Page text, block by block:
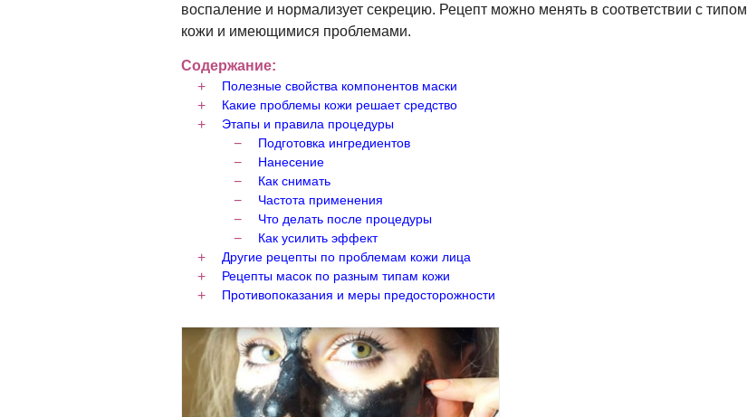
воспаление и нормализует секрецию. Рецепт можно менять в соответствии с типом
кожи и имеющимися проблемами.
Содержание:
Полезные свойства компонентов маски
Какие проблемы кожи решает средство
Этапы и правила процедуры
Подготовка ингредиентов
Нанесение
Как снимать
Частота применения
Что делать после процедуры
Как усилить эффект
Другие рецепты по проблемам кожи лица
Рецепты масок по разным типам кожи
Противопоказания и меры предосторожности